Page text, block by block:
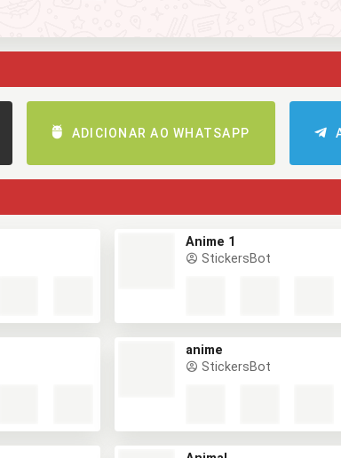
ADICIONAR AO WHATSAPP
Anime 1
StickersBot
anime
StickersBot